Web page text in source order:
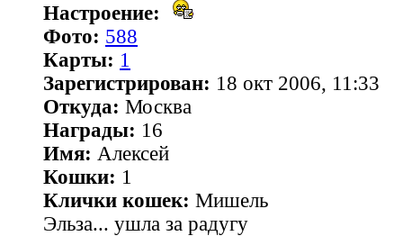
Настроение:
Фото: 588
Карты: 1
Зарегистрирован: 18 окт 2006, 11:33
Откуда: Москва
Награды: 16
Имя: Алексей
Кошки: 1
Клички кошек: Мишель
Эльза... ушла за радугу